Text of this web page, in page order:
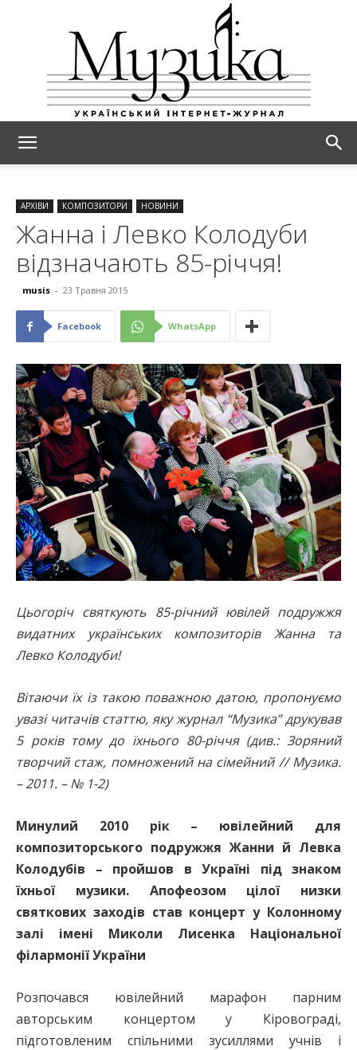
АРХІВИ КОМПОЗИТОРИ НОВИНИ
Жанна і Левко Колодуби
відзначають 85-річчя!
musis - 23 Травня 2015
Facebook WhatsApp
Цьогоріч святкують 85-річний ювілей подружжя
видатних українських композиторів Жанна та
Левко Колодуби!
Вітаючи їх із такою поважною датою, пропонуємо
увазі читачів статтю, яку журнал “Музика” друкував
5 років тому до їхнього 80-річчя (див.: Зоряний
творчий стаж, помножений на сімейний // Музика.
– 2011. – № 1-2)
Минулий 2010 рік – ювілейний для
композиторського подружжя Жанни й Левка
Колодубів – пройшов в Україні під знаком
їхньої музики. Апофеозом цілої низки
святкових заходів став концерт у Колонному
залі імені Миколи Лисенка Національної
філармонії України
Розпочався ювілейний марафон парним
авторським концертом у Кіровограді,
підготовленим спільними зусиллями учнів і